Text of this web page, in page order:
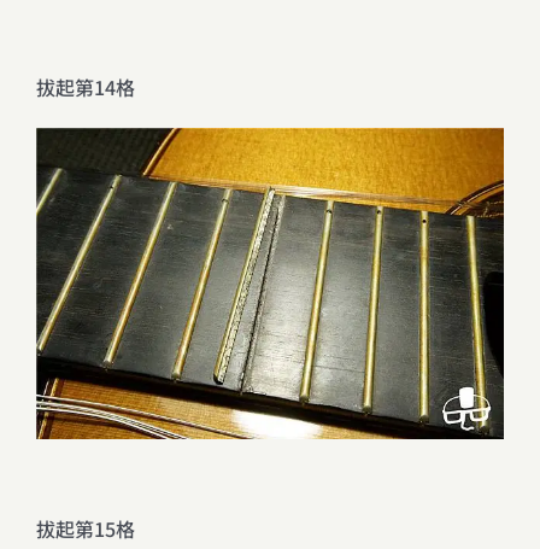
拔起第14格
拔起第15格